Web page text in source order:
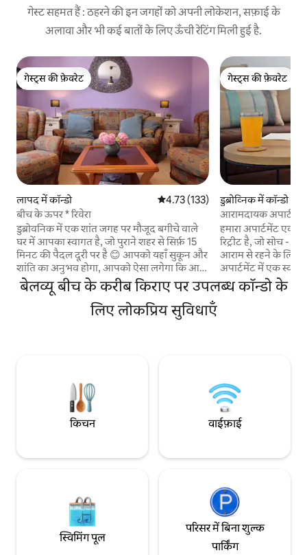
गेस्ट सहमत हैं : ठहरने की इन जगहों को अपनी लोकेशन, सफ़ाई के
अलावा और भी कई बातों के लिए ऊँची रेटिंग मिली हुई है.
गेस्ट्स की फ़ेवरेट
गेस्ट्स की फ़ेवरेट
लापद में कॉन्डो औसत रेटिंग 5 में से 4.73, 133 समीक्षाएँ
4.73 (133)
बीच के ऊपर * रिवेरा
डुब्रोवनिक में एक शांत जगह पर मौजूद बगीचे वाले
घर में आपका स्वागत है, जो पुराने शहर से सिर्फ़ 15
मिनट की पैदल दूरी पर है 😊 आपको यहाँ सुकून और
शांति का अनुभव होगा, आपको ऐसा लगेगा कि आप
अपनी मंज़िल पर पहुँच गए हैं। हमारे दो अपार्टमेंट
वाला हमारा घर बेलव्यू बीच के ऊपर मौजूद है और
डुब्रोवनिक के पुराने शहर से पैदल 15 मिनट की दूरी
पर है। यह शांत और हरा-भरा है, बीच के करीब है,
गेस्ट्स की फ़ेवरेट
गेस्ट्स की फ़ेवरेट
डुब्रोव्निक में कॉन्डो
आरामदायक अपार्टमेंट
हमारा अपार्टमेंट
रिट्रीट है, जो सोच -
आराम से रहने के लिए
अपार्टमेंट में एक
बालकनी के साथ एक
सुबह की धूप का आनंद
बेलव्यू बीच के करीब किराए पर उपलब्ध कॉन्डो के
लिए लोकप्रिय सुविधाएँ
किचन वाईफ़ाई
स्विमिंग पूल
परिसर में बिना शुल्क
पार्किंग